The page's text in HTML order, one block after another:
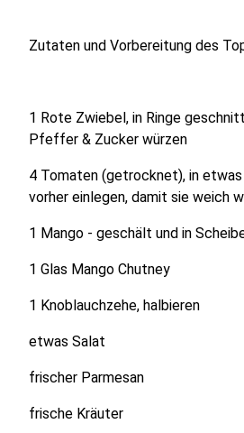
Zutaten und Vorbereitung des
1 Rote Zwiebel, in Ringe
Pfeffer & Zucker würzen
4 Tomaten (getrocknet), in
vorher einlegen, damit sie weich
1 Mango - geschält und in
1 Glas Mango Chutney
1 Knoblauchzehe, halbieren
etwas Salat
frischer Parmesan
frische Kräuter